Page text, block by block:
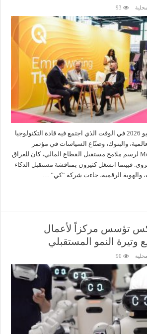
93
الأضواء / أمستردام – يوليو 2026 في الوقت الذي اجتمع فيه قادة التكنولوجيا
والبنوك، وصنّاع السياسات في مؤتمر
Money20/20 Europe 2026 لرسم ملامح مستقبل القطاع المالي، كان للعراق
فبينما انشغل كثيرون بمناقشة مستقبل الذكاء
والهوية الرقمية، جاءت شركة “كي” …
تؤسس مركزاً لأعمال
وتيرة النمو المستقبلي
90